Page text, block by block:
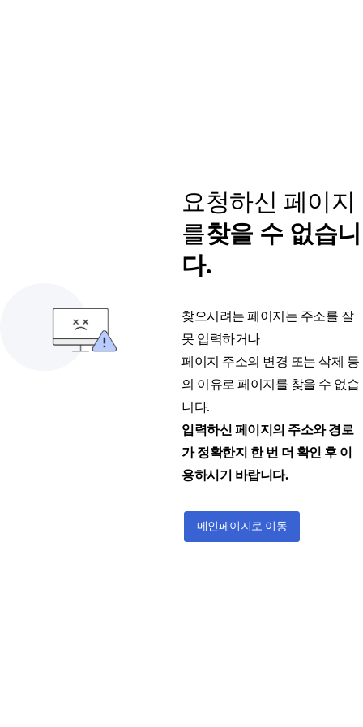
요청하신 페이지
를찾을 수 없습니
다.
찾으시려는 페이지는 주소를 잘
못 입력하거나
페이지 주소의 변경 또는 삭제 등
의 이유로 페이지를 찾을 수 없습
니다.
입력하신 페이지의 주소와 경로
가 정확한지 한 번 더 확인 후 이
용하시기 바랍니다.
메인페이지로 이동